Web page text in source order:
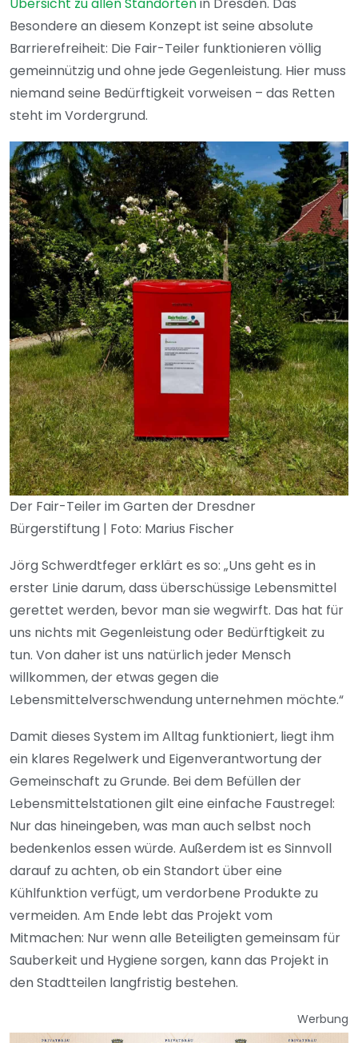
Besondere an diesem Konzept ist seine absolute
Barrierefreiheit: Die Fair-Teiler funktionieren völlig
gemeinnützig und ohne jede Gegenleistung. Hier muss
niemand seine Bedürftigkeit vorweisen – das Retten
steht im Vordergrund.
Der Fair-Teiler im Garten der Dresdner
Bürgerstiftung | Foto: Marius Fischer
Jörg Schwerdtfeger erklärt es so: „Uns geht es in
erster Linie darum, dass überschüssige Lebensmittel
gerettet werden, bevor man sie wegwirft. Das hat für
uns nichts mit Gegenleistung oder Bedürftigkeit zu
tun. Von daher ist uns natürlich jeder Mensch
willkommen, der etwas gegen die
Lebensmittelverschwendung unternehmen möchte.“
Damit dieses System im Alltag funktioniert, liegt ihm
ein klares Regelwerk und Eigenverantwortung der
Gemeinschaft zu Grunde. Bei dem Befüllen der
Lebensmittelstationen gilt eine einfache Faustregel:
Nur das hineingeben, was man auch selbst noch
bedenkenlos essen würde. Außerdem ist es Sinnvoll
darauf zu achten, ob ein Standort über eine
Kühlfunktion verfügt, um verdorbene Produkte zu
vermeiden. Am Ende lebt das Projekt vom
Mitmachen: Nur wenn alle Beteiligten gemeinsam für
Sauberkeit und Hygiene sorgen, kann das Projekt in
den Stadtteilen langfristig bestehen.
Werbung